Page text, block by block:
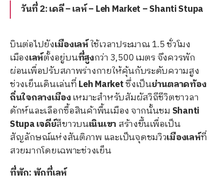
วันที่ 2: เดลี – เลห์ – Leh Market – Shanti Stupa
บินต่อไปยังเมืองเลห์ใช้เวลาประมาณ 1.5 ชั่วโมง
เมืองเลห์ตั้งอยู่บนที่สูงกว่า 3,500 เมตร จึงควรพัก
ผ่อนเพื่อปรับสภาพร่างกายให้คุ้นกับระดับความสูง
ช่วงเย็นเดินเล่นที่Leh Marketซึ่งเป็นย่านตลาดท้อง
ถิ่นใจกลางเมืองเหมาะสำหรับสัมผัสวิถีชีวิตชาวลา
ดักห์และเลือกซื้อสินค้าพื้นเมือง จากนั้นชม Shanti
Stupaเจดีย์สีขาวบนเนินเขา สร้างขึ้นเพื่อเป็น
สัญลักษณ์แห่งสันติภาพ และเป็นจุดชมวิวเมืองเลห์ที่
สวยมากโดยเฉพาะช่วงเย็น
ที่พัก: พักที่เลห์